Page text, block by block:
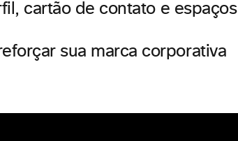
cartão de contato e espaços
sua marca corporativa